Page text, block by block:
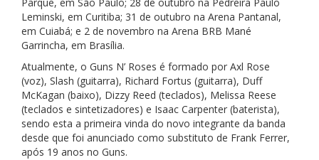
Leminski, em Curitiba; 31 de outubro na Arena Pantanal,
em Cuiabá; e 2 de novembro na Arena BRB Mané
Garrincha, em Brasília.
Atualmente, o Guns N’ Roses é formado por Axl Rose
(voz), Slash (guitarra), Richard Fortus (guitarra), Duff
McKagan (baixo), Dizzy Reed (teclados), Melissa Reese
(teclados e sintetizadores) e Isaac Carpenter (baterista),
sendo esta a primeira vinda do novo integrante da banda
desde que foi anunciado como substituto de Frank Ferrer,
após 19 anos no Guns.